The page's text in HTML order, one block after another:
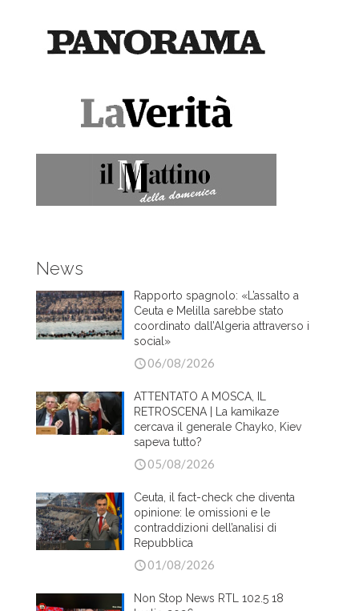
News
Rapporto spagnolo: «L’assalto a
Ceuta e Melilla sarebbe stato
coordinato dall’Algeria attraverso i
social»
06/08/2026
ATTENTATO A MOSCA, IL
RETROSCENA | La kamikaze
cercava il generale Chayko, Kiev
sapeva tutto?
05/08/2026
Ceuta, il fact-check che diventa
opinione: le omissioni e le
contraddizioni dell’analisi di
Repubblica
01/08/2026
Non Stop News RTL 102.5 18